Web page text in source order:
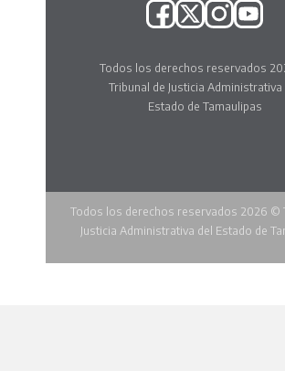
Todos los derechos reservados
Tribunal de Justicia Administrativa
Estado de Tamaulipas
Todos los derechos reservados 2026 ©
Justicia Administrativa del Estado de